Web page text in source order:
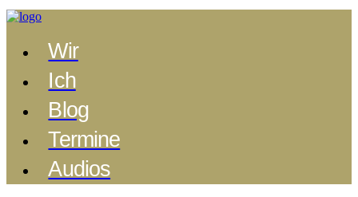
Wir
Ich
Blog
Termine
Audios